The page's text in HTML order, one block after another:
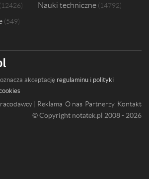
12426 Nauki techniczne 14792
549
akceptację regulaminu i polityki
| Reklama O nas Partnerzy Kontakt
© Copyright notatek.pl 2008 - 2026